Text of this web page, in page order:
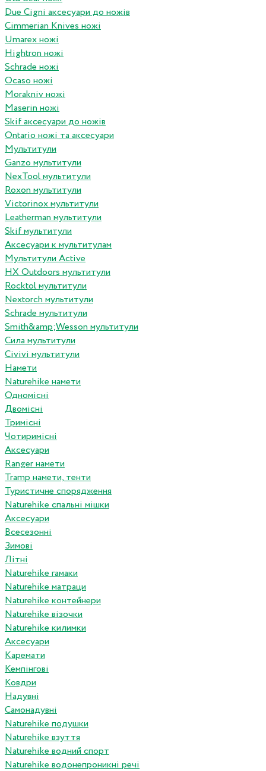
Due Cigni аксесуари до ножів
Cimmerian Knives ножі
Umarex ножі
Hightron ножі
Schrade ножі
Ocaso ножі
Morakniv ножі
Maserin ножі
Skif аксесуари до ножів
Ontario ножі та аксесуари
Мультитули
Ganzo мультитули
NexTool мультитули
Roxon мультитули
Victorinox мультитули
Leatherman мультитули
Skif мультитули
Аксесуари к мультитулам
Мультитули Active
HX Outdoors мультитули
Rocktol мультитули
Nextorch мультитули
Schrade мультитули
Smith&amp;Wesson мультитули
Сила мультитули
Civivi мультитули
Намети
Naturehike намети
Одномісні
Двомісні
Тримісні
Чотиримісні
Аксесуари
Ranger намети
Tramp намети, тенти
Туристичне спорядження
Naturehike спальні мішки
Аксесуари
Всесезонні
Зимові
Літні
Naturehike гамаки
Naturehike матраци
Naturehike контейнери
Naturehike візочки
Naturehike килимки
Аксесуари
Каремати
Кемпінгові
Ковдри
Надувні
Самонадувні
Naturehike подушки
Naturehike взуття
Naturehike водний спорт
Naturehike водонепроникні речі